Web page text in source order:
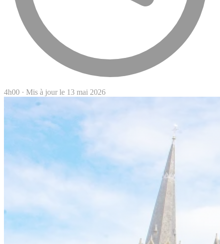
4h00 · Mis à jour le 13 mai 2026